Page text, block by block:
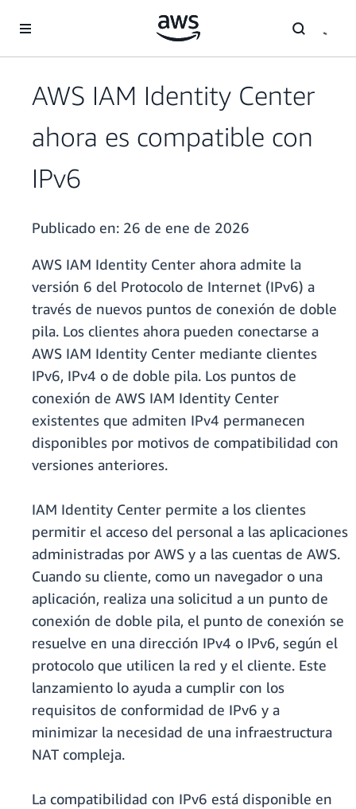
AWS IAM Identity Center
ahora es compatible con
IPv6
Publicado en: 26 de ene de 2026
AWS IAM Identity Center ahora admite la
versión 6 del Protocolo de Internet (IPv6) a
través de nuevos puntos de conexión de doble
pila. Los clientes ahora pueden conectarse a
AWS IAM Identity Center mediante clientes
IPv6, IPv4 o de doble pila. Los puntos de
conexión de AWS IAM Identity Center
existentes que admiten IPv4 permanecen
disponibles por motivos de compatibilidad con
versiones anteriores.
IAM Identity Center permite a los clientes
permitir el acceso del personal a las aplicaciones
administradas por AWS y a las cuentas de AWS.
Cuando su cliente, como un navegador o una
aplicación, realiza una solicitud a un punto de
conexión de doble pila, el punto de conexión se
resuelve en una dirección IPv4 o IPv6, según el
protocolo que utilicen la red y el cliente. Este
lanzamiento lo ayuda a cumplir con los
requisitos de conformidad de IPv6 y a
minimizar la necesidad de una infraestructura
NAT compleja.
La compatibilidad con IPv6 está disponible en